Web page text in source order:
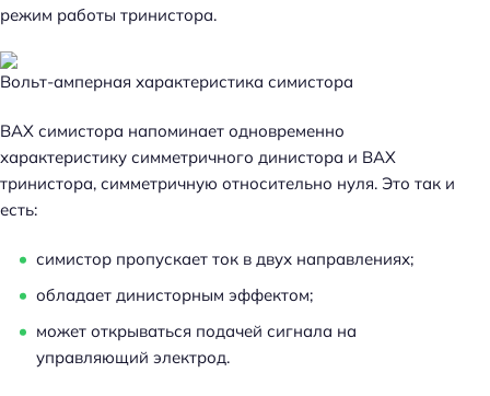
режим работы тринистора.
Вольт-амперная характеристика симистора
ВАХ симистора напоминает одновременно
характеристику симметричного динистора и ВАХ
тринистора, симметричную относительно нуля. Это так и
есть:
симистор пропускает ток в двух направлениях;
обладает динисторным эффектом;
может открываться подачей сигнала на
управляющий электрод.